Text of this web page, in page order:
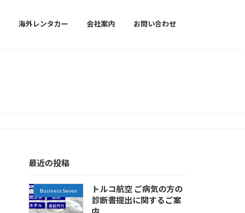
海外レンタカー 会社案内 お問い合わせ
最近の投稿
Business Seven
トルコ航空 ご病気の方の
診断書提出に関するご案